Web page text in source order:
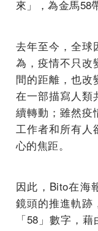
來」，為金馬58
去年至今，全球
為，疫情不只改
間的距離，也改
在一部描寫人類
續轉動；雖然疫
工作者和所有人
心的焦距。
因此，Bito在海
鏡頭的推進軌跡
「58」數字，